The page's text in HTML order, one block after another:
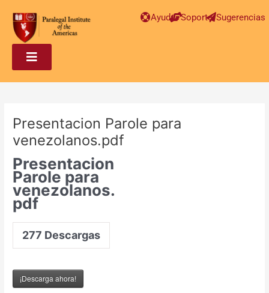
Ayuda Soporte Sugerencias
Presentacion Parole para
venezolanos.pdf
Presentacion
Parole para
venezolanos.
pdf
277 Descargas
¡Descarga ahora!
navigation